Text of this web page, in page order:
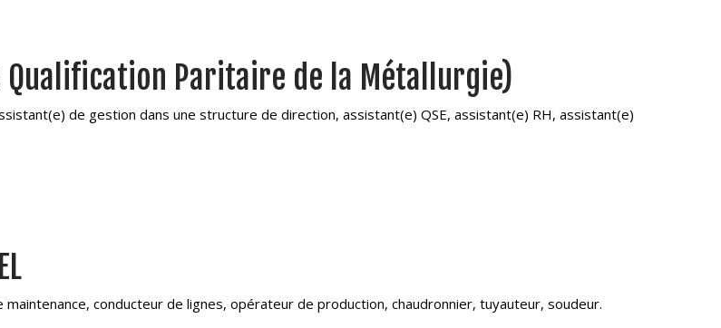
Qualification Paritaire de la Métallurgie)
de gestion dans une structure de direction, assistant(e) QSE, assistant(e) RH, assistant(e)
maintenance, conducteur de lignes, opérateur de production, chaudronnier, tuyauteur, soudeur.